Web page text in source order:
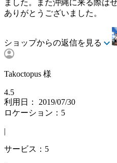
ました。また沖縄に来る際は
ありがとうございました。
ショップからの返信を見る
Takoctopus 様
4.5
利用日： 2019/07/30
ロケーション：5
|
サービス：5